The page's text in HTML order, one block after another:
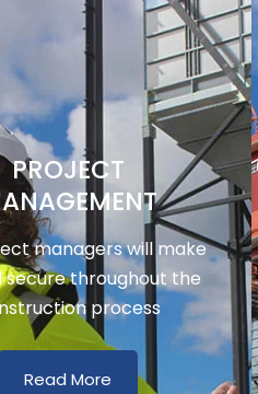
PROJECT
managers will make
secure throughout the
process
Read More